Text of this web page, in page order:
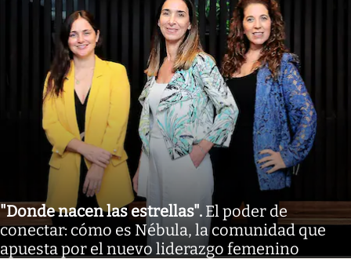
"Donde nacen las estrellas". El poder de
conectar: cómo es Nébula, la comunidad que
apuesta por el nuevo liderazgo femenino